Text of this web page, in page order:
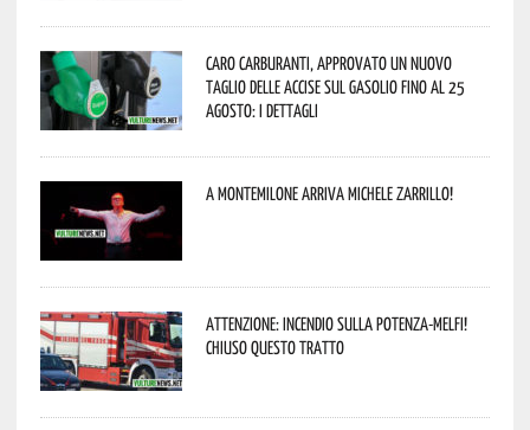
Caro carburanti, approvato un nuovo
taglio delle accise sul gasolio fino al 25
agosto: i dettagli
A Montemilone arriva Michele Zarrillo!
Attenzione: incendio sulla Potenza-Melfi!
Chiuso questo tratto